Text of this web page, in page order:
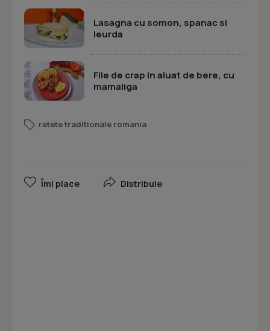
Lasagna cu somon, spanac si
leurda
File de crap in aluat de bere, cu
mamaliga
retete traditionale romania
Îmi place Distribuie